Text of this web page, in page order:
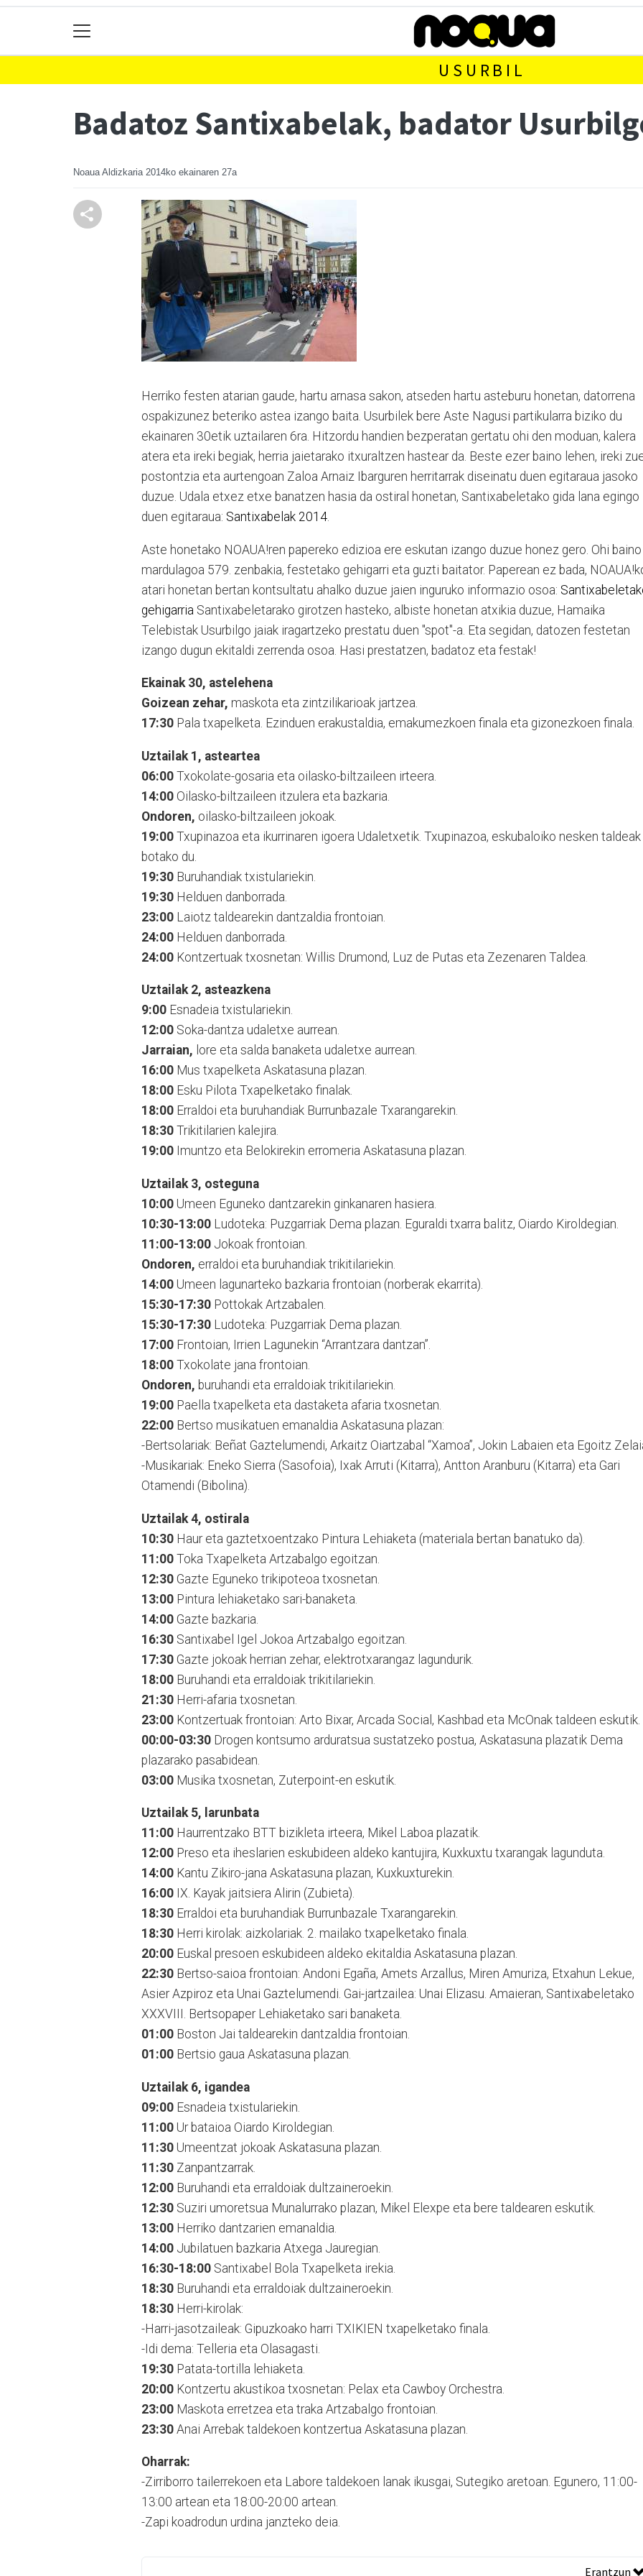
USURBIL
Badatoz Santixabelak, badator
Noaua Aldizkaria 2014ko ekainaren 27a
Herriko festen atarian gaude, hartu arnasa sakon, atseden hartu asteburu honetan, datorrena
ospakizunez beteriko astea izango baita. Usurbilek bere Aste Nagusi partikularra biziko du
ekainaren 30etik uztailaren 6ra. Hitzordu handien bezperatan gertatu ohi den moduan, kalera
atera eta ireki begiak, herria jaietarako itxuraltzen hastear da. Beste ezer baino lehen, ireki
postontzia eta aurtengoan Zaloa Arnaiz Ibarguren herritarrak diseinatu duen egitaraua jasoko
duzue. Udala etxez etxe banatzen hasia da ostiral honetan, Santixabeletako gida lana egingo
duen egitaraua: Santixabelak 2014
Aste honetako NOAUA!ren papereko edizioa ere eskutan izango duzue honez gero. Ohi baino
mardulagoa 579. zenbakia, festetako gehigarri eta guzti baitator. Paperean ez bada,
atari honetan bertan kontsultatu ahalko duzue jaien inguruko informazio osoa:
gehigarria Santixabeletarako girotzen hasteko, albiste honetan atxikia duzue, Hamaika
Telebistak Usurbilgo jaiak iragartzeko prestatu duen "spot"-a. Eta segidan, datozen festetan
izango dugun ekitaldi zerrenda osoa. Hasi prestatzen, badatoz eta festak!
Ekainak 30, astelehena
Goizean zehar, maskota eta zintzilikarioak jartzea.
17:30 Pala txapelketa. Ezinduen erakustaldia, emakumezkoen finala eta gizonezkoen finala.
Uztailak 1, asteartea
06:00 Txokolate-gosaria eta oilasko-biltzaileen irteera.
14:00 Oilasko-biltzaileen itzulera eta bazkaria.
Ondoren, oilasko-biltzaileen jokoak.
19:00 Txupinazoa eta ikurrinaren igoera Udaletxetik. Txupinazoa, eskubaloiko nesken taldeak
botako du.
19:30 Buruhandiak txistulariekin.
19:30 Helduen danborrada.
23:00 Laiotz taldearekin dantzaldia frontoian.
24:00 Helduen danborrada.
24:00 Kontzertuak txosnetan: Willis Drumond, Luz de Putas eta Zezenaren Taldea.
Uztailak 2, asteazkena
9:00 Esnadeia txistulariekin.
12:00 Soka-dantza udaletxe aurrean.
Jarraian, lore eta salda banaketa udaletxe aurrean.
16:00 Mus txapelketa Askatasuna plazan.
18:00 Esku Pilota Txapelketako finalak.
18:00 Erraldoi eta buruhandiak Burrunbazale Txarangarekin.
18:30 Trikitilarien kalejira.
19:00 Imuntzo eta Belokirekin erromeria Askatasuna plazan.
Uztailak 3, osteguna
10:00 Umeen Eguneko dantzarekin ginkanaren hasiera.
10:30-13:00 Ludoteka: Puzgarriak Dema plazan. Eguraldi txarra balitz, Oiardo Kiroldegian.
11:00-13:00 Jokoak frontoian.
Ondoren, erraldoi eta buruhandiak trikitilariekin.
14:00 Umeen lagunarteko bazkaria frontoian (norberak ekarrita).
15:30-17:30 Pottokak Artzabalen.
15:30-17:30 Ludoteka: Puzgarriak Dema plazan.
17:00 Frontoian, Irrien Lagunekin “Arrantzara dantzan”.
18:00 Txokolate jana frontoian.
Ondoren, buruhandi eta erraldoiak trikitilariekin.
19:00 Paella txapelketa eta dastaketa afaria txosnetan.
22:00 Bertso musikatuen emanaldia Askatasuna plazan:
-Bertsolariak: Beñat Gaztelumendi, Arkaitz Oiartzabal “Xamoa”, Jokin Labaien eta Egoitz
-Musikariak: Eneko Sierra (Sasofoia), Ixak Arruti (Kitarra), Antton Aranburu (Kitarra) eta Gari
Otamendi (Bibolina).
Uztailak 4, ostirala
10:30 Haur eta gaztetxoentzako Pintura Lehiaketa (materiala bertan banatuko da).
11:00 Toka Txapelketa Artzabalgo egoitzan.
12:30 Gazte Eguneko trikipoteoa txosnetan.
13:00 Pintura lehiaketako sari-banaketa.
14:00 Gazte bazkaria.
16:30 Santixabel Igel Jokoa Artzabalgo egoitzan.
17:30 Gazte jokoak herrian zehar, elektrotxarangaz lagundurik.
18:00 Buruhandi eta erraldoiak trikitilariekin.
21:30 Herri-afaria txosnetan.
23:00 Kontzertuak frontoian: Arto Bixar, Arcada Social, Kashbad eta McOnak taldeen eskutik.
00:00-03:30 Drogen kontsumo arduratsua sustatzeko postua, Askatasuna plazatik Dema
plazarako pasabidean.
03:00 Musika txosnetan, Zuterpoint-en eskutik.
Uztailak 5, larunbata
11:00 Haurrentzako BTT bizikleta irteera, Mikel Laboa plazatik.
12:00 Preso eta iheslarien eskubideen aldeko kantujira, Kuxkuxtu txarangak lagunduta.
14:00 Kantu Zikiro-jana Askatasuna plazan, Kuxkuxturekin.
16:00 IX. Kayak jaitsiera Alirin (Zubieta).
18:30 Erraldoi eta buruhandiak Burrunbazale Txarangarekin.
18:30 Herri kirolak: aizkolariak. 2. mailako txapelketako finala.
20:00 Euskal presoen eskubideen aldeko ekitaldia Askatasuna plazan.
22:30 Bertso-saioa frontoian: Andoni Egaña, Amets Arzallus, Miren Amuriza, Etxahun Lekue,
Asier Azpiroz eta Unai Gaztelumendi. Gai-jartzailea: Unai Elizasu. Amaieran, Santixabeletako
XXXVIII. Bertsopaper Lehiaketako sari banaketa.
01:00 Boston Jai taldearekin dantzaldia frontoian.
01:00 Bertsio gaua Askatasuna plazan.
Uztailak 6, igandea
09:00 Esnadeia txistulariekin.
11:00 Ur bataioa Oiardo Kiroldegian.
11:30 Umeentzat jokoak Askatasuna plazan.
11:30 Zanpantzarrak.
12:00 Buruhandi eta erraldoiak dultzaineroekin.
12:30 Suziri umoretsua Munalurrako plazan, Mikel Elexpe eta bere taldearen eskutik.
13:00 Herriko dantzarien emanaldia.
14:00 Jubilatuen bazkaria Atxega Jauregian.
16:30-18:00 Santixabel Bola Txapelketa irekia.
18:30 Buruhandi eta erraldoiak dultzaineroekin.
18:30 Herri-kirolak:
-Harri-jasotzaileak: Gipuzkoako harri TXIKIEN txapelketako finala.
-Idi dema: Telleria eta Olasagasti.
19:30 Patata-tortilla lehiaketa.
20:00 Kontzertu akustikoa txosnetan: Pelax eta Cawboy Orchestra.
23:00 Maskota erretzea eta traka Artzabalgo frontoian.
23:30 Anai Arrebak taldekoen kontzertua Askatasuna plazan.
Oharrak:
-Zirriborro tailerrekoen eta Labore taldekoen lanak ikusgai, Sutegiko aretoan. Egunero, 11:00-
13:00 artean eta 18:00-20:00 artean.
-Zapi koadrodun urdina janzteko deia.
Erantzun